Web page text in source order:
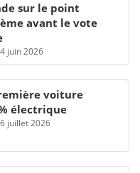
sur le point
avant le vote
juin 2026
voiture
électrique
juillet 2026